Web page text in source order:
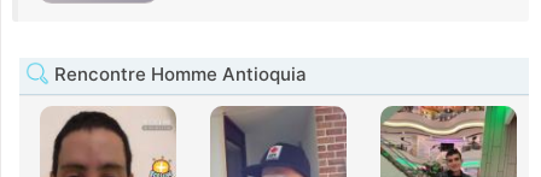
Rencontre Homme Antioquia